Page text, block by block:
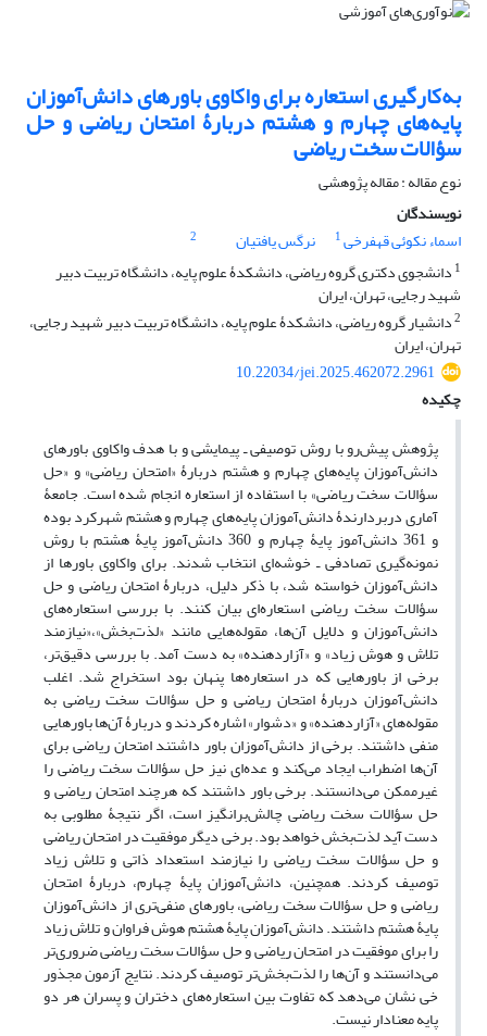
به‌کارگیری استعاره‌ برای واکاوی باورهای دانش‌آموزان
پایه‌های چهارم و هشتم دربارۀ امتحان ریاضی و حل
سؤالات سخت ریاضی
نوع مقاله : مقاله پژوهشی
نویسندگان
اسماء نکوئی قهفرخی1 نرگس یافتیان
2
1 دانشجوی دکتری گروه ریاضی، دانشکدۀ علوم پایه، دانشگاه تربیت دبیر
شهید رجایی، تهران، ایران
2دانشیار گروه ریاضی، دانشکدۀ علوم پایه، دانشگاه تربیت دبیر شهید رجایی،
تهران، ایران
10.22034/jei.2025.462072.2961
چکیده
پژوهش پیش‌رو با روش توصیفی ـ پیمایشی و با هدف واکاوی باورهای
دانش‌آموزان پایه‌های چهارم و هشتم دربارۀ «امتحان ریاضی» و «حل
سؤالات سخت ریاضی» با استفاده از استعاره‌ انجام شده است. جامعۀ
آماری دربردارندۀ دانش‌آموزان پایه‌های چهارم و هشتم شهرکرد بوده
و 361 دانش‌آموز پایۀ چهارم و 360 دانش‌آموز پایۀ هشتم با روش
نمونه‌گیری تصادفی ـ خوشه‌ای انتخاب شدند. برای واکاوی باورها از
دانش‌آموزان خواسته شد، با ذکر دلیل، دربارۀ امتحان ریاضی و حل
سؤالات سخت ریاضی استعاره‌ای بیان کنند. با بررسی استعاره‌های
دانش‌آموزان و دلایل آن‌ها، مقوله‌هایی مانند «لذت‌بخش»،«نیازمند
تلاش و هوش زیاد» و «آزاردهنده» به دست آمد. با بررسی دقیق‌تر،
برخی از باورهایی که در استعاره‌ها پنهان بود استخراج شد. اغلب
دانش‌آموزان دربارۀ امتحان ریاضی و حل سؤالات سخت ریاضی به
مقوله‌های «آزاردهنده» و «دشوار» اشاره کردند و دربارۀ آن‌ها باورهایی
منفی داشتند. برخی از دانش‌آموزان باور داشتند امتحان ریاضی برای
آن‌ها اضطراب ایجاد می‌کند و عده‌ای نیز حل سؤالات سخت ریاضی را
غیرممکن می‌دانستند. برخی باور داشتند که هرچند امتحان ریاضی و
حل سؤالات سخت ریاضی چالش‌برانگیز است، اگر نتیجۀ مطلوبی به
دست آید لذت‌بخش خواهد بود. برخی دیگر موفقیت در امتحان ریاضی
و حل سؤالات سخت ریاضی را نیازمند استعداد ذاتی و تلاش زیاد
توصیف کردند. همچنین، دانش‌آموزان پایۀ چهارم، دربارۀ امتحان
ریاضی و حل سؤالات سخت ریاضی، باورهای منفی‌تری از دانش‌آموزان
پایۀ هشتم داشتند. دانش‌آموزان پایۀ هشتم هوش فراوان و تلاش زیاد
را برای موفقیت در امتحان ریاضی و حل سؤالات سخت ریاضی ضروری‌تر
می‌دانستند و آن‌ها را لذت‌بخش‌تر توصیف کردند. نتایج آزمون مجذور
خی نشان می‌دهد که تفاوت بین استعاره‌های دختران و پسران هر دو
پایه معنادار نیست.